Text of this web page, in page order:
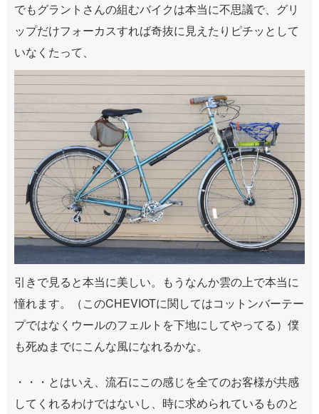
でもグラントさんの組むバイクは本当に不思議で、グリ
ップだけフォーカスすれば奇抜に見えたりピチッとして
いなくたって、
引きで見ると本当に美しい。もうなんか雲の上で本当に
憧れます。（このCHEVIOTに関してはコットンバーテー
プではなくウールのフェルトを下地にしてやってる）僕
も死ぬまでにこんな風になれるかな。
・・・とはいえ、流石にこの感じを全てのお客様が共感
してくれるわけではないし、時に求められているものと